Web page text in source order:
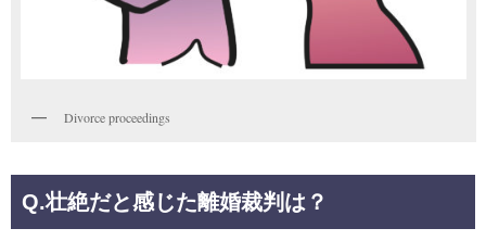
Divorce proceedings
Q.壮絶だと感じた離婚裁判は？